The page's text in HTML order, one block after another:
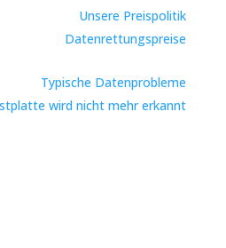
Unsere Preispolitik
Datenrettungspreise
Typische Datenprobleme
wird nicht mehr erkannt